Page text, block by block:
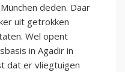
deden. Daar
uit getrokken
Wel opent
in Agadir in
dat er vliegtuigen